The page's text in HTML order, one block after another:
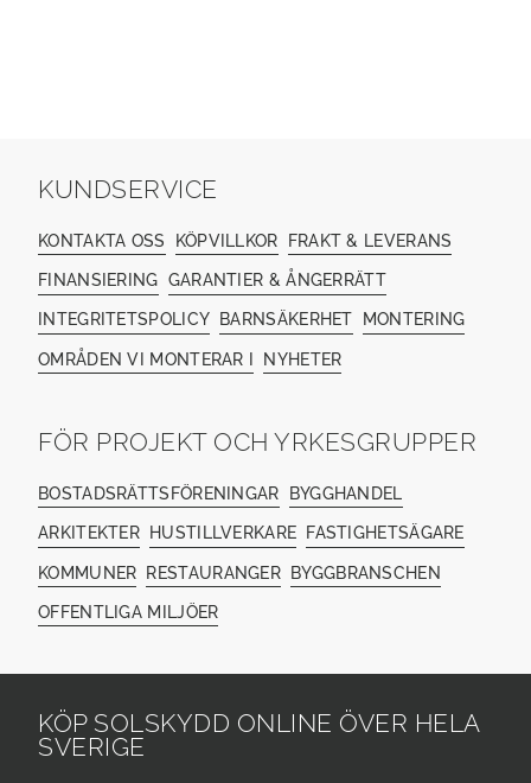
KUNDSERVICE
KONTAKTA OSS KÖPVILLKOR FRAKT & LEVERANS
FINANSIERING GARANTIER & ÅNGERRÄTT
INTEGRITETSPOLICY BARNSÄKERHET
MONTERING
OMRÅDEN VI MONTERAR I NYHETER
FÖR PROJEKT OCH YRKESGRUPPER
BOSTADSRÄTTSFÖRENINGAR BYGGHANDEL
ARKITEKTER HUSTILLVERKARE FASTIGHETSÄGARE
KOMMUNER RESTAURANGER BYGGBRANSCHEN
OFFENTLIGA MILJÖER
KÖP SOLSKYDD ONLINE ÖVER HELA
SVERIGE